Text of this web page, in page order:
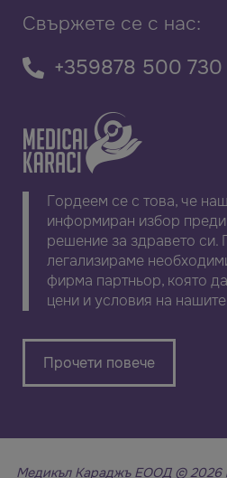
Свържете се с нас:
+359878 500 730
Гордеем се с това, че
информиран избор
решение за здравето
легализираме
фирма партньор, която
цени и условия на
Прочети повече
Медикъл Караджъ ЕООД © 2026